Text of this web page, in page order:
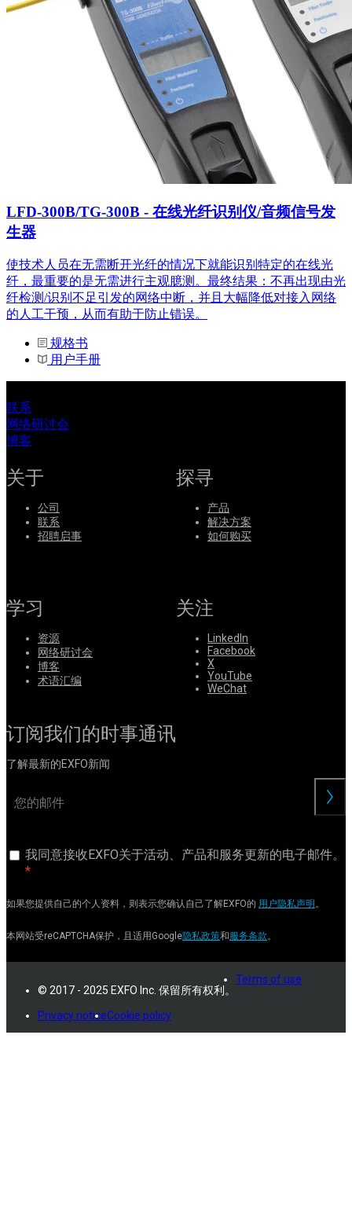
LFD-300B/TG-300B - 在线光纤识别仪/音频信号发
生器
使技术人员在无需断开光纤的情况下就能识别特定的在线光
纤，最重要的是无需进行主观臆测。最终结果：不再出现由光
纤检测/识别不足引发的网络中断，并且大幅降低对接入网络
的人工干预，从而有助于防止错误。
规格书
用户手册
联系
网络研讨会
博客
关于
公司
联系
招聘启事
探寻
产品
解决方案
如何购买
学习
资源
网络研讨会
博客
术语汇编
关注
LinkedIn
Facebook
X
YouTube
WeChat
订阅我们的时事通讯
了解最新的EXFO新闻
我同意接收EXFO关于活动、产品和服务更新的电子邮件。
如果您提供自己的个人资料，则表示您确认自己了解EXFO的 用户隐私声明 。
本网站受reCAPTCHA保护，且适用Google隐私政策和服务条款。
© 2017 - 2025 EXFO Inc. 保留所有权利。
Terms of use
Privacy noticeCookie policy